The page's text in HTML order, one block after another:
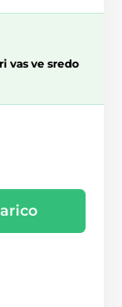
vas ve sredo